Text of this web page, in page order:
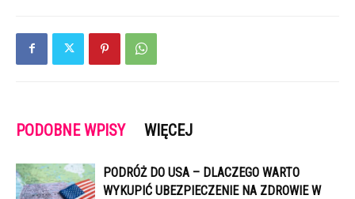
PODOBNE WPISY WIĘCEJ
PODRÓŻ DO USA – DLACZEGO WARTO
WYKUPIĆ UBEZPIECZENIE NA ZDROWIE W